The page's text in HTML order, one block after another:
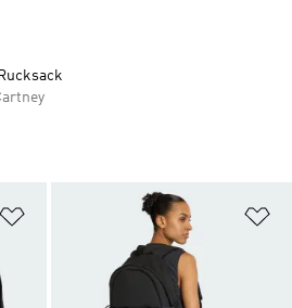
Zur Wunschliste hinzufügen